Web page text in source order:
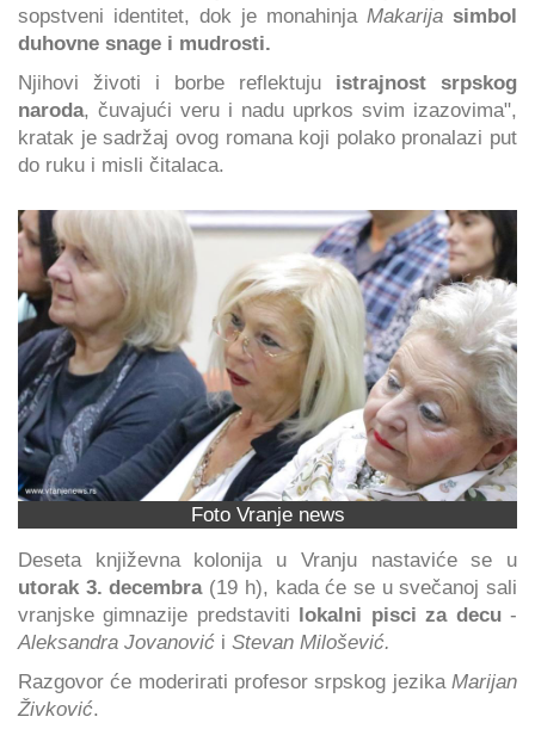
sopstveni identitet, dok je monahinja Makarija simbol
duhovne snage i mudrosti.
Njihovi životi i borbe reflektuju istrajnost srpskog
naroda, čuvajući veru i nadu uprkos svim izazovima",
kratak je sadržaj ovog romana koji polako pronalazi put
do ruku i misli čitalaca.
Foto Vranje news
Deseta književna kolonija u Vranju nastaviće se u
utorak 3. decembra (19 h), kada će se u svečanoj sali
vranjske gimnazije predstaviti lokalni pisci za decu-
Aleksandra Jovanović i Stevan Milošević.
Razgovor će moderirati profesor srpskog jezika Marijan
Živković.